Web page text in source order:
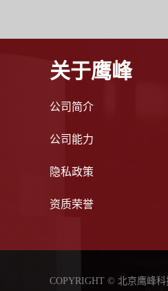
关于鹰峰
公司简介
公司能力
隐私政策
资质荣誉
COPYRIGHT © 北京鹰峰科